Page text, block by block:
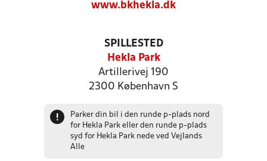
www.bkhekla.dk
SPILLESTED
Hekla Park
Artillerivej 190
2300 København S
!
Parker din bil i den runde p-plads nord
for Hekla Park eller den runde p-plads
syd for Hekla Park nede ved Vejlands
Alle